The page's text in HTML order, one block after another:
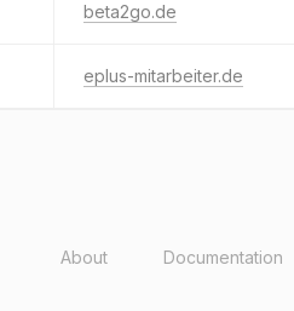
beta2go.de
eplus-mitarbeiter.de
About Documentation